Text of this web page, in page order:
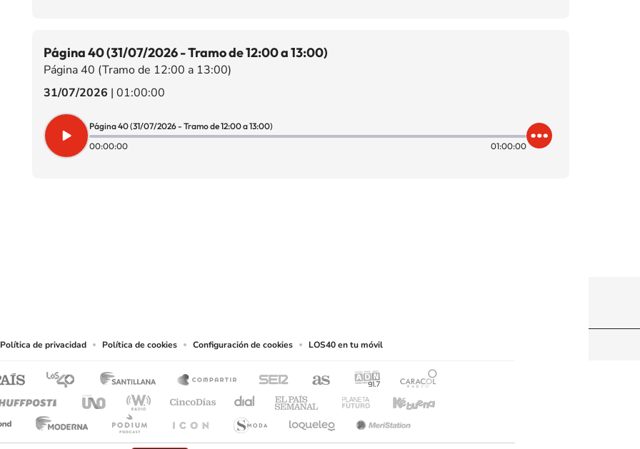
Página 40 (31/07/2026 - Tramo de 12:00 a 13:00)
Página 40 (Tramo de 12:00 a 13:00)
31/07/2026 | 01:00:00
Página 40 (31/07/2026 - Tramo de 12:00 a 13:00)
00:00:00
01:00:00
Política de privacidad Política de cookies Configuración de cookies LOS40 en tu móvil